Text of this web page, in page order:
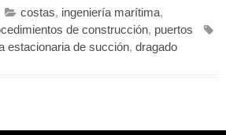
costas, ingeniería marítima,
de construcción, puertos
estacionaria de succión, dragado